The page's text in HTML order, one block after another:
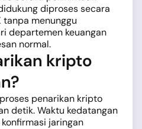
diproses secara
menunggu
departemen keuangan
normal.
kripto
penarikan kripto
detik. Waktu kedatangan
jaringan